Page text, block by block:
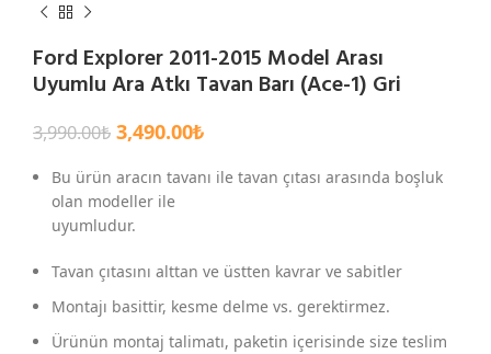
Ford Explorer 2011-2015 Model Arası
Uyumlu Ara Atkı Tavan Barı (Ace-1) Gri
3,990.00₺ 3,490.00₺
Bu ürün aracın tavanı ile tavan çıtası arasında boşluk
olan modeller ile
uyumludur.
Tavan çıtasını alttan ve üstten kavrar ve sabitler
Montajı basittir, kesme delme vs. gerektirmez.
Ürünün montaj talimatı, paketin içerisinde size teslim